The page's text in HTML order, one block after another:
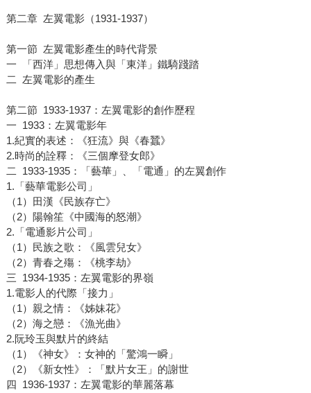
第二章 左翼電影（1931-1937）
第一節 左翼電影產生的時代背景
一 「西洋」思想傳入與「東洋」鐵騎踐踏
二 左翼電影的產生
第二節 1933-1937：左翼電影的創作歷程
一 1933：左翼電影年
1.紀實的表述：《狂流》與《春蠶》
2.時尚的詮釋：《三個摩登女郎》
二 1933-1935：「藝華」、「電通」的左翼創作
1.「藝華電影公司」
（1）田漢《民族存亡》
（2）陽翰笙《中國海的怒潮》
2.「電通影片公司」
（1）民族之歌：《風雲兒女》
（2）青春之殤：《桃李劫》
三 1934-1935：左翼電影的界嶺
1.電影人的代際「接力」
（1）親之情：《姊妹花》
（2）海之戀：《漁光曲》
2.阮玲玉與默片的終結
（1）《神女》：女神的「驚鴻一瞬」
（2）《新女性》：「默片女王」的謝世
四 1936-1937：左翼電影的華麗落幕